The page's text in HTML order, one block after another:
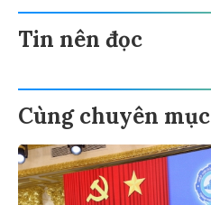
Tin nên đọc
Cùng chuyên mục